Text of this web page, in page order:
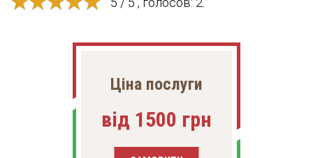
Ціна послуги
від 1500 грн